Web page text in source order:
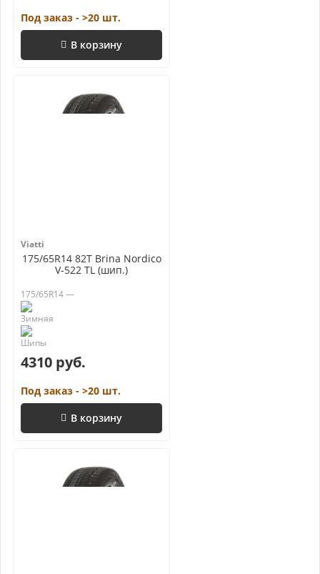
Под заказ - >20 шт.
В корзину
Viatti
175/65R14 82T Brina Nordico
V-522 TL (шип.)
175/65R14 —
4310 руб.
Под заказ - >20 шт.
В корзину